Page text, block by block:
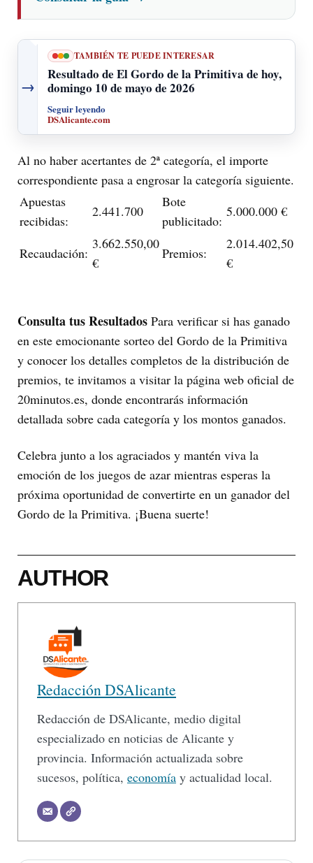
→
TAMBIÉN TE PUEDE INTERESAR
Resultado de El Gordo de la Primitiva de hoy,
domingo 10 de mayo de 2026
Seguir leyendo
DSAlicante.com
Al no haber acertantes de 2ª categoría, el importe
correspondiente pasa a engrosar la categoría siguiente.
Apuestas
recibidas:
2.441.700
Bote
publicitado:
5.000.000 €
Recaudación:
3.662.550,00
€
Premios:
2.014.402,50
€
Consulta tus Resultados Para verificar si has ganado
en este emocionante sorteo del Gordo de la Primitiva
y conocer los detalles completos de la distribución de
premios, te invitamos a visitar la página web oficial de
20minutos.es, donde encontrarás información
detallada sobre cada categoría y los montos ganados.
Celebra junto a los agraciados y mantén viva la
emoción de los juegos de azar mientras esperas la
próxima oportunidad de convertirte en un ganador del
Gordo de la Primitiva. ¡Buena suerte!
AUTHOR
Redacción DSAlicante
Redacción de DSAlicante, medio digital
especializado en noticias de Alicante y
provincia. Información actualizada sobre
sucesos, política, economía y actualidad local.